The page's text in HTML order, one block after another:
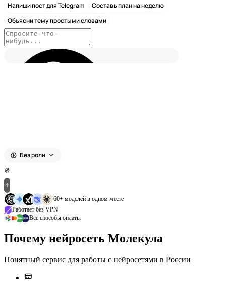
Напиши пост для Telegram
Составь план на неделю
Объясни тему простыми словами
Без роли
60+ моделей в одном месте
Работает без VPN
Все способы оплаты
Почему нейросеть Молекула
Понятный сервис для работы с нейросетями в России